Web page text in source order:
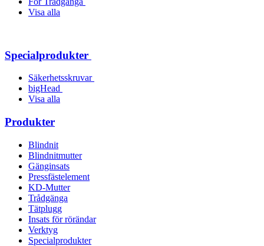
Visa alla
Specialprodukter
Säkerhetsskruvar
bigHead
Visa alla
Produkter
Blindnit
Blindnitmutter
Gänginsats
Pressfästelement
KD-Mutter
Trådgänga
Tätplugg
Insats för rörändar
Verktyg
Specialprodukter